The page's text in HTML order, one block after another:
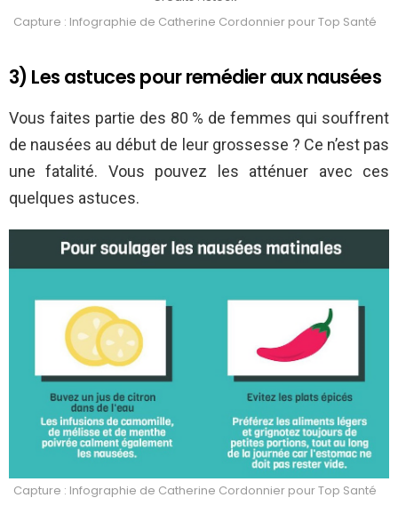
Capture : Infographie de Catherine Cordonnier pour Top Santé
3) Les astuces pour remédier aux nausées
Vous faites partie des 80 % de femmes qui souffrent
de nausées au début de leur grossesse ? Ce n’est pas
une fatalité. Vous pouvez les atténuer avec ces
quelques astuces.
Capture : Infographie de Catherine Cordonnier pour Top Santé